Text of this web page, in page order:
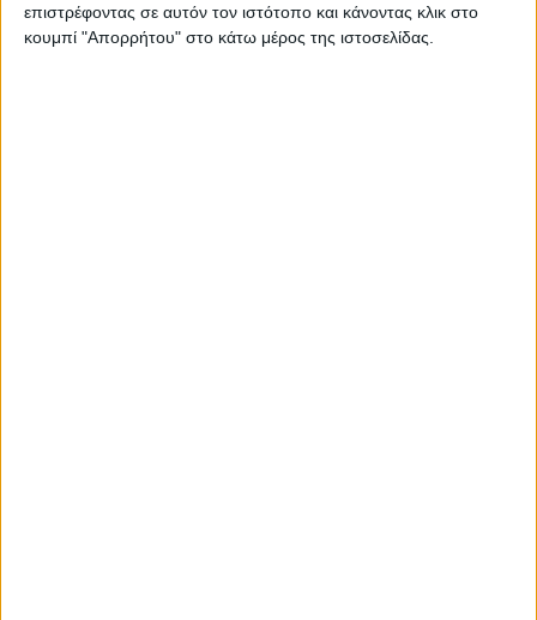
επιστρέφοντας σε αυτόν τον ιστότοπο και κάνοντας κλικ στο
κουμπί "Απορρήτου" στο κάτω μέρος της ιστοσελίδας.